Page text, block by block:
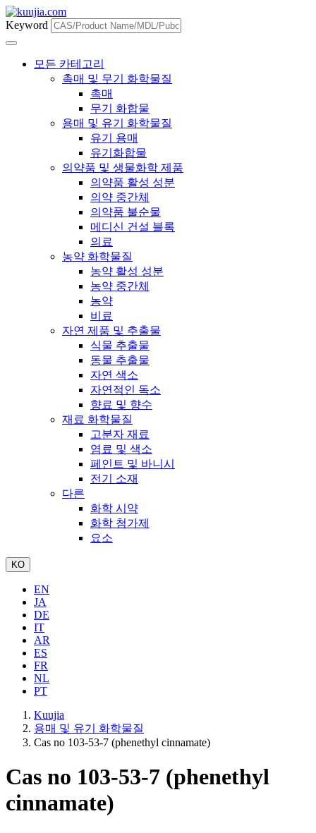
Keyword
모든 카테고리
촉매 및 무기 화학물질
촉매
무기 화합물
용매 및 유기 화학물질
유기 용매
유기화합물
의약품 및 생물화학 제품
의약품 활성 성분
의약 중간체
의약품 불순물
메디신 건설 블록
의료
농약 화학물질
농약 활성 성분
농약 중간체
농약
비료
자연 제품 및 추출물
식물 추출물
동물 추출물
자연 색소
자연적인 독소
향료 및 향수
재료 화학물질
고분자 재료
염료 및 색소
페인트 및 바니시
전기 소재
다른
화학 시약
화학 첨가제
요소
KO
EN
JA
DE
IT
AR
ES
FR
NL
PT
Kuujia
용매 및 유기 화학물질
Cas no 103-53-7 (phenethyl cinnamate)
Cas no 103-53-7 (phenethyl
cinnamate)